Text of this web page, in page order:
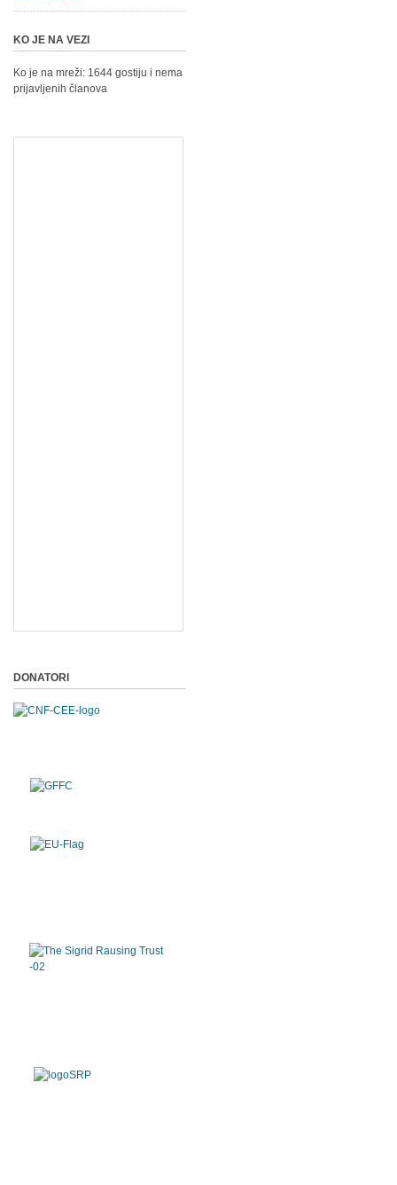
KO JE NA VEZI
Ko je na mreži: 1644 gostiju i nema
prijavljenih članova
DONATORI